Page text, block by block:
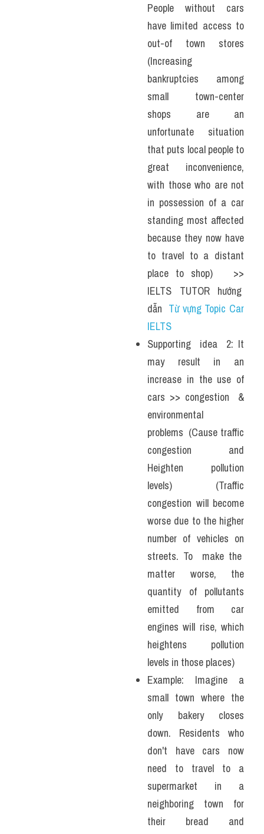
People without cars
have limited access to
out-of town stores
(Increasing
bankruptcies among
small town-center
shops are an
unfortunate situation
that puts local people to
great inconvenience,
with those who are not
in possession of a car
standing most affected
because they now have
to travel to a distant
place to shop)   >>
IELTS  TUTOR  hướng
dẫn Từ vựng Topic Car
IELTS
Supporting  idea  2: It
may result in an
increase in the use of
cars >> congestion  &
environmental
problems  (Cause traffic
congestion and
Heighten pollution
levels) (Traffic
congestion will become
worse due to the higher
number of vehicles on
streets. To  make the
matter worse, the
quantity of pollutants
emitted from car
engines will rise, which
heightens pollution
levels in those places)
Example: Imagine a
small town where the
only bakery closes
down. Residents who
don't have cars now
need to travel to a
supermarket in a
neighboring town for
their bread and